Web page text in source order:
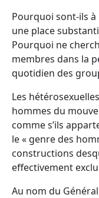
Pourquoi sont-ils
une place
Pourquoi ne
membres dans la
quotidien des
Les
hommes du
comme s’ils
le « genre des
constructions
effectivement
Au nom du